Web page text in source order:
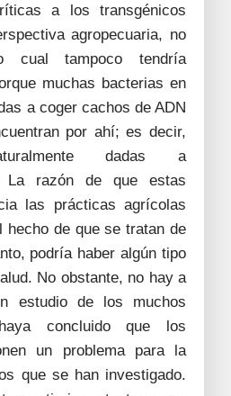
a los transgénicos
agropecuaria, no
cual tampoco tendría
muchas bacterias en
a coger cachos de ADN
por ahí; es decir,
dadas a
La razón de que estas
las prácticas agrícolas
hecho de que se tratan de
podría haber algún tipo
No obstante, no hay a
estudio de los muchos
concluido que los
un problema para la
que se han investigado.